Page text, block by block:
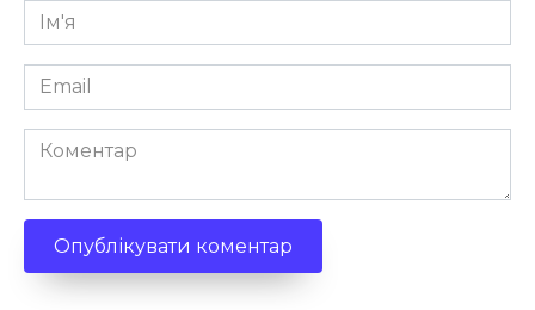
Ім'я
*
Email
*
Коментар